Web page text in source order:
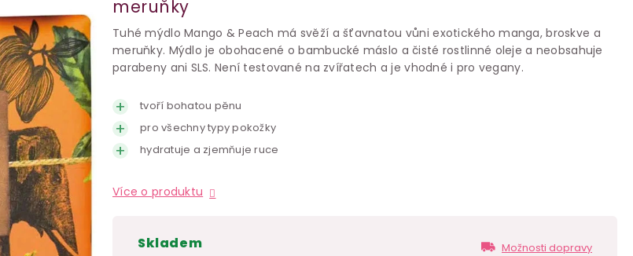
meruňky
Tuhé mýdlo Mango & Peach má svěží a šťavnatou vůni exotického manga, broskve a
meruňky. Mýdlo je obohacené o bambucké máslo a čisté rostlinné oleje a neobsahuje
parabeny ani SLS. Není testované na zvířatech a je vhodné i pro vegany.
tvoří bohatou pěnu
pro všechny typy pokožky
hydratuje a zjemňuje ruce
Více o produktu
skladem Možnosti dopravy